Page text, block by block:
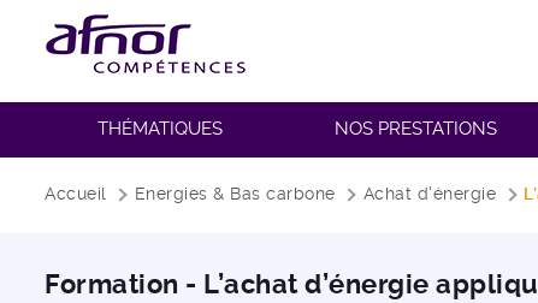
THÉMATIQUES NOS PRESTATIONS
Fil d'Ariane
Accueil Energies & Bas carbone Achat d'énergie
Formation - L’achat d’énergie